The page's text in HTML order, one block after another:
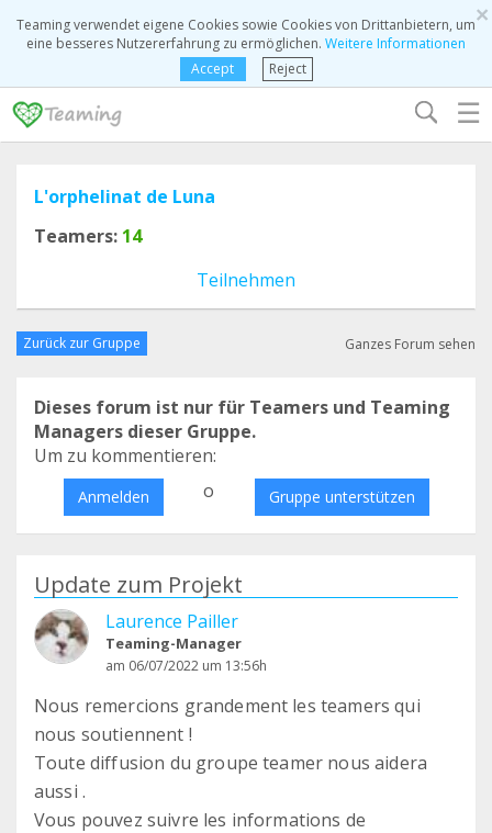
×
Teaming verwendet eigene Cookies sowie Cookies von Drittanbietern, um
eine besseres Nutzererfahrung zu ermöglichen. Weitere Informationen
Accept
Reject
☰
L'orphelinat de Luna
Teamers: 14
Teilnehmen
Zurück zur Gruppe Ganzes Forum sehen
Dieses forum ist nur für Teamers und Teaming
Managers dieser Gruppe.
Um zu kommentieren:
Anmelden o Gruppe unterstützen
Update zum Projekt
Laurence Pailler
Teaming-Manager
am 06/07/2022 um 13:56h
Nous remercions grandement les teamers qui
nous soutiennent !
Toute diffusion du groupe teamer nous aidera
aussi .
Vous pouvez suivre les informations de